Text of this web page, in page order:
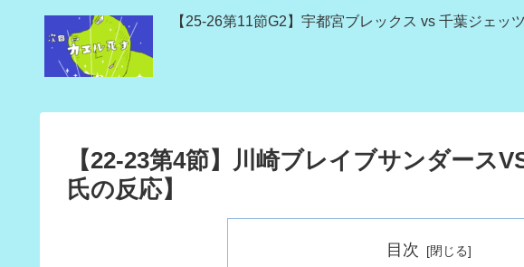
【25-26第11節G2】宇都宮ブレックス vs 千葉ジェッ
【22-23第4節】川崎ブレイブサンダース
氏の反応】
目次